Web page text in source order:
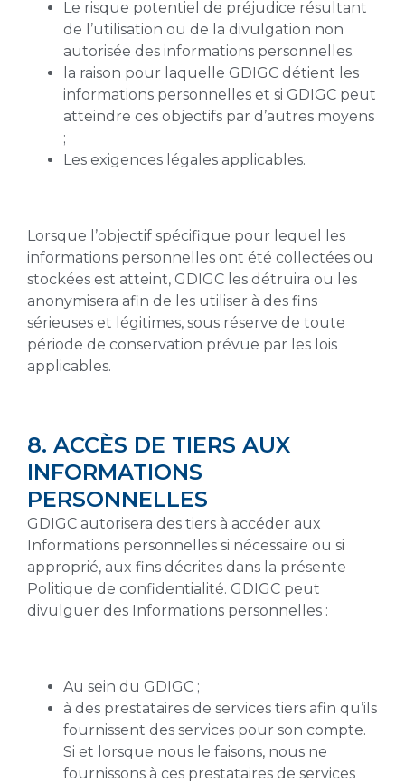
Le risque potentiel de préjudice résultant
de l’utilisation ou de la divulgation non
autorisée des informations personnelles.
la raison pour laquelle GDIGC détient les
informations personnelles et si GDIGC peut
atteindre ces objectifs par d’autres moyens
;
Les exigences légales applicables.
Lorsque l’objectif spécifique pour lequel les
informations personnelles ont été collectées ou
stockées est atteint, GDIGC les détruira ou les
anonymisera afin de les utiliser à des fins
sérieuses et légitimes, sous réserve de toute
période de conservation prévue par les lois
applicables.
8. ACCÈS DE TIERS AUX
INFORMATIONS
PERSONNELLES
GDIGC autorisera des tiers à accéder aux
Informations personnelles si nécessaire ou si
approprié, aux fins décrites dans la présente
Politique de confidentialité. GDIGC peut
divulguer des Informations personnelles :
Au sein du GDIGC ;
à des prestataires de services tiers afin qu’ils
fournissent des services pour son compte.
Si et lorsque nous le faisons, nous ne
fournissons à ces prestataires de services